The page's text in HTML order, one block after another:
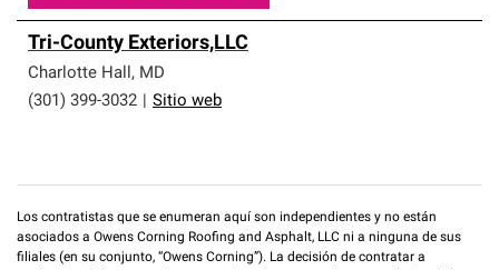
Tri-County Exteriors,LLC
Charlotte Hall, MD
(301) 399-3032
Sitio web
Los contratistas que se enumeran aquí son independientes y no están
asociados a Owens Corning Roofing and Asphalt, LLC ni a ninguna de sus
filiales (en su conjunto, “Owens Corning”). La decisión de contratar a